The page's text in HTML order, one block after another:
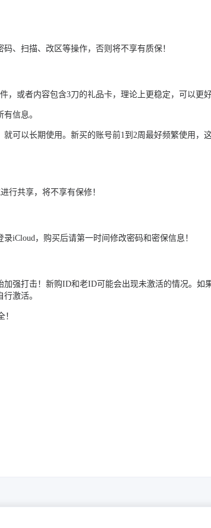
、扫描、改区等操作，否则将不享有质保！
，或者内容包含3刀的礼品卡，理论上更稳定，可以更
信息。
就可以长期使用。新买的账号前1到2周最好频繁使用，
行共享，将不享有保修！
iCloud，购买后请第一时间修改密码和密保信息！
加强打击！新购ID和老ID可能会出现未激活的情况。如
激活。